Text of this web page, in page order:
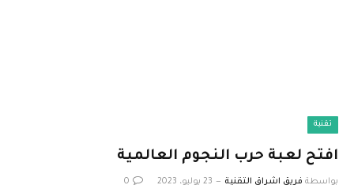
تقنية
افتح لعبة حرب النجوم العالمية
بواسطة فريق اشراق التقنية 23 يوليو، 2023 0